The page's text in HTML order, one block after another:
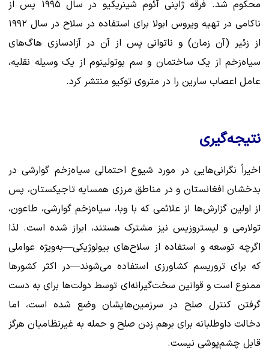
محکوم شد. فرقه ژاپنی آئوم شینریکیو در سال ۱۹۹۵ پس از
ناکامی در تهیه ویروس ابولا برای استفاده در سلاح در سال ۱۹۹۲
از زئیر (آن زمان) و ناتوانی پس از آن در آزادسازی هاگ‌های
سیاه‌زخم از یک ساختمان و سم بوتولینوم از یک وسیله نقلیه،
عامل اعصاب سارین را در متروی توکیو منتشر کرد.
نتیجه‌گیری
اخیراً نگرانی‌هایی در مورد شیوع احتمالی سیاه‌زخم گوارشی در
بدخشان افغانستان و در مناطق مرزی همسایه تاجیکستان، پس
از اولین گزارش‌ها از علائمی که با وبا، سیاه‌زخم گوارشی، طاعون،
تولارمی و لیستروزیس نیز مشترک هستند، ابراز شده است. لذا
اگرچه توسعه و استفاده از سلاح‌های بیولوژیکی—به‌ویژه عواملی
که برای تروریسم کشاورزی استفاده می‌شوند—در اکثر کشورها
ممنوع است و قوانین سخت‌گیرانه‌ای توسط دولت‌ها برای به دست
گرفتن کنترل صلح در سرزمین‌هایشان وضع شده است، اما
دخالت داوطلبانه برای برهم زدن صلح و حمله به غیرنظامیان هرگز
قابل چشم‌پوشی نیست.